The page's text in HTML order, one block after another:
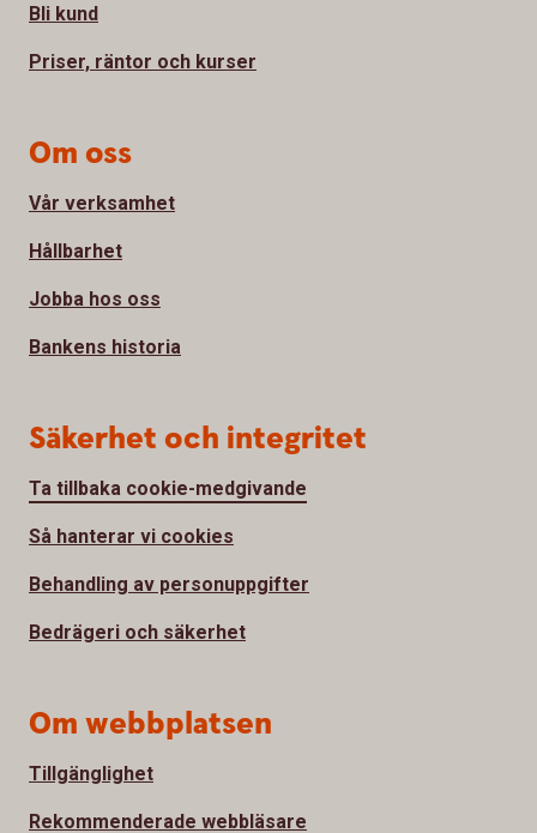
Bli kund
Priser, räntor och kurser
Om oss
Vår verksamhet
Hållbarhet
Jobba hos oss
Bankens historia
Säkerhet och integritet
Ta tillbaka cookie-medgivande
Så hanterar vi cookies
Behandling av personuppgifter
Bedrägeri och säkerhet
Om webbplatsen
Tillgänglighet
Rekommenderade webbläsare